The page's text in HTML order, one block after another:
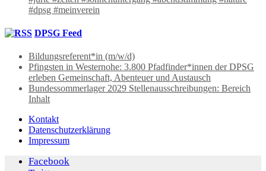
#dpsg #meinverein
DPSG Feed
Bildungsreferent*in (m/w/d)
Pfingsten in Westernohe: 3.800 Pfadfinder*innen der DPSG
erleben Gemeinschaft, Abenteuer und Austausch
Bundessommerlager 2029 Stellenausschreibungen: Bereich
Inhalt
Kontakt
Datenschutzerklärung
Impressum
Facebook